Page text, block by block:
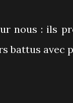
nous : ils
battus avec